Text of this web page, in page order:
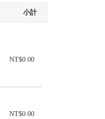
小計
NT$0.00
NT$0.00